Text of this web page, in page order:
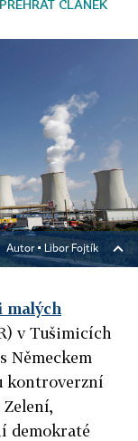
PŘEHRÁT ČLÁNEK
Autor ▪ Libor Fojtík
malých
v Tušimicích
Německem
kontroverzní
demokraté